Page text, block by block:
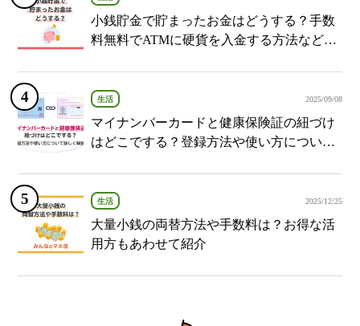
小銭貯金で貯まったお金はどうする？手数
料無料でATMに硬貨を入金する方法など紹
生活 2025/09/08
マイナンバーカードと健康保険証の紐づけ
はどこでする？登録方法や使い方について
生活 2025/12/25
大量小銭の両替方法や手数料は？お得な活
用方もあわせて紹介